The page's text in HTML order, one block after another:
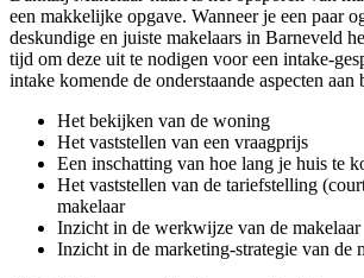
een makkelijke opgave. Wanneer je een paar
deskundige en juiste makelaars in Barneveld
tijd om deze uit te nodigen voor een intake-
intake komende de onderstaande aspecten aan
Het bekijken van de woning
Het vaststellen van een vraagprijs
Een inschatting van hoe lang je huis te
Het vaststellen van de tariefstelling
makelaar
Inzicht in de werkwijze van de makelaar
Inzicht in de marketing-strategie van de